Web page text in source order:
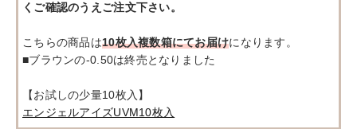
くご確認のうえご注文下さい。
こちらの商品は10枚入複数箱にてお届けになります。
■ブラウンの-0.50は終売となりました
【お試しの少量10枚入】
エンジェルアイズUVM10枚入